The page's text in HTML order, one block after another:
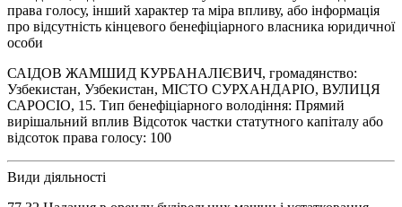
права голосу, інший характер та міра впливу, або інформація
про відсутність кінцевого бенефіціарного власника юридичної
особи
САІДОВ ЖАМШИД КУРБАНАЛІЄВИЧ, громадянство:
Узбекистан, Узбекистан, МІСТО СУРХАНДАРІО, ВУЛИЦЯ
САРОСІО, 15. Тип бенефіціарного володіння: Прямий
вирішальний вплив Відсоток частки статутного капіталу або
відсоток права голосу: 100
Види діяльності